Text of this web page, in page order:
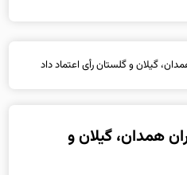
گیلان و گلستان رأی اعتماد داد
همدان، گیلان و